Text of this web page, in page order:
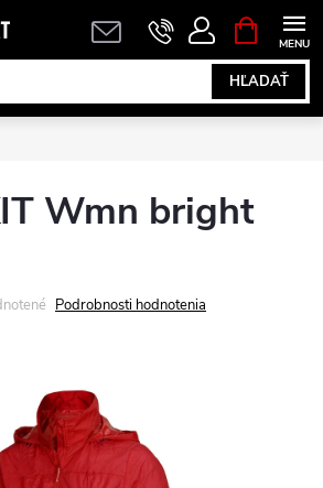
HĽADAŤ
KOŠÍK
Wmn bright
Podrobnosti hodnotenia